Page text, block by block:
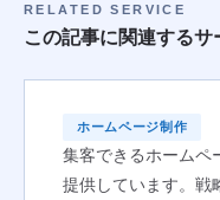
RELATED SERVICE
この記事に関連するサ
ホームページ制作
集客できるホームペ
提供しています。戦